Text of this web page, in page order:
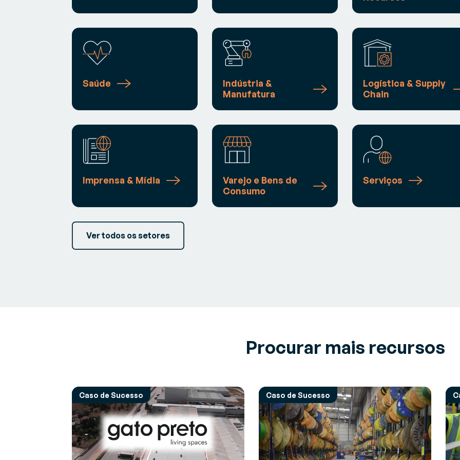
Saúde
Indústria &
Manufatura
Logística & Supply
Chain
Imprensa & Mídia
Varejo e Bens de
Consumo
Serviços
Ver todos os setores
Procurar mais recursos
Caso de Sucesso Caso de Sucesso